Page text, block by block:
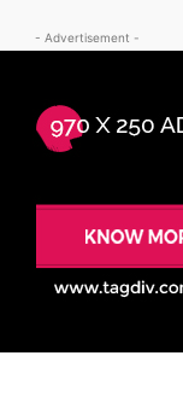
- Advertisement -